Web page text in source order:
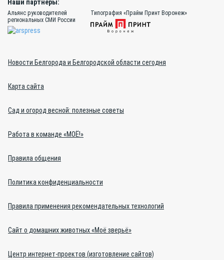
Наши партнёры:
Альянс руководителей
региональных СМИ России
Типография «Прайм Принт Воронеж»
Новости Белгорода и Белгородской области сегодня
Карта сайта
Сад и огород весной: полезные советы
Работа в команде «МОЁ!»
Правила общения
Политика конфиденциальности
Правила применения рекомендательных технологий
Сайт о домашних животных «Моё зверьё»
Центр интернет-проектов (изготовление сайтов)